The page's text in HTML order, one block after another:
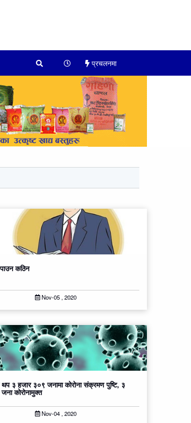
प्रचलनमा
कठिन
Nov-05 , 2020
थप ३ हजार ३०९ जनामा कोरोना संक्रमण पुष्टि, ३
कोरोनामुक्त
Nov-04 , 2020